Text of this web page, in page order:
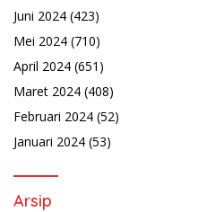
Juni 2024 (423)
Mei 2024 (710)
April 2024 (651)
Maret 2024 (408)
Februari 2024 (52)
Januari 2024 (53)
Arsip